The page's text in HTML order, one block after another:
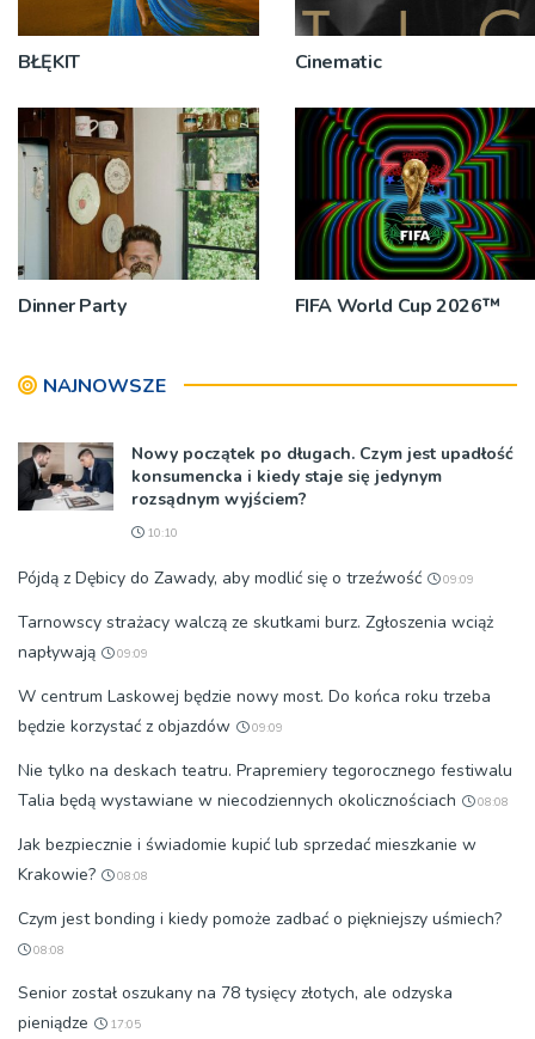
BŁĘKIT Cinematic
Dinner Party FIFA World Cup 2026™
NAJNOWSZE
Nowy początek po długach. Czym jest upadłość
konsumencka i kiedy staje się jedynym
rozsądnym wyjściem?
10:10
Pójdą z Dębicy do Zawady, aby modlić się o trzeźwość 09:09
Tarnowscy strażacy walczą ze skutkami burz. Zgłoszenia wciąż
napływają
09:09
W centrum Laskowej będzie nowy most. Do końca roku trzeba
będzie korzystać z objazdów
09:09
Nie tylko na deskach teatru. Prapremiery tegorocznego festiwalu
Talia będą wystawiane w niecodziennych okolicznościach
08:08
Jak bezpiecznie i świadomie kupić lub sprzedać mieszkanie w
Krakowie?
08:08
Czym jest bonding i kiedy pomoże zadbać o piękniejszy uśmiech?
08:08
Senior został oszukany na 78 tysięcy złotych, ale odzyska
pieniądze
17:05